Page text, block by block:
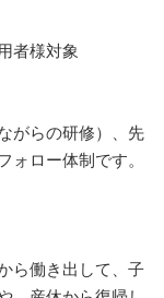
者様対象
がらの研修）、先
ォロー体制です。
ら働き出して、子